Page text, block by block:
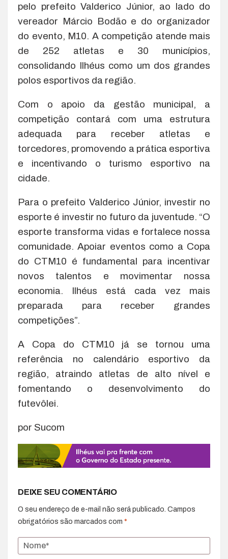
pelo prefeito Valderico Júnior, ao lado do
vereador Márcio Bodão e do organizador
do evento, M10. A competição atende mais
de 252 atletas e 30 municípios,
consolidando Ilhéus como um dos grandes
polos esportivos da região.
Com o apoio da gestão municipal, a
competição contará com uma estrutura
adequada para receber atletas e
torcedores, promovendo a prática esportiva
e incentivando o turismo esportivo na
cidade.
Para o prefeito Valderico Júnior, investir no
esporte é investir no futuro da juventude. “O
esporte transforma vidas e fortalece nossa
comunidade. Apoiar eventos como a Copa
do CTM10 é fundamental para incentivar
novos talentos e movimentar nossa
economia. Ilhéus está cada vez mais
preparada para receber grandes
competições”.
A Copa do CTM10 já se tornou uma
referência no calendário esportivo da
região, atraindo atletas de alto nível e
fomentando o desenvolvimento do
futevôlei.
por Sucom
DEIXE SEU COMENTÁRIO
O seu endereço de e-mail não será publicado. Campos
obrigatórios são marcados com *